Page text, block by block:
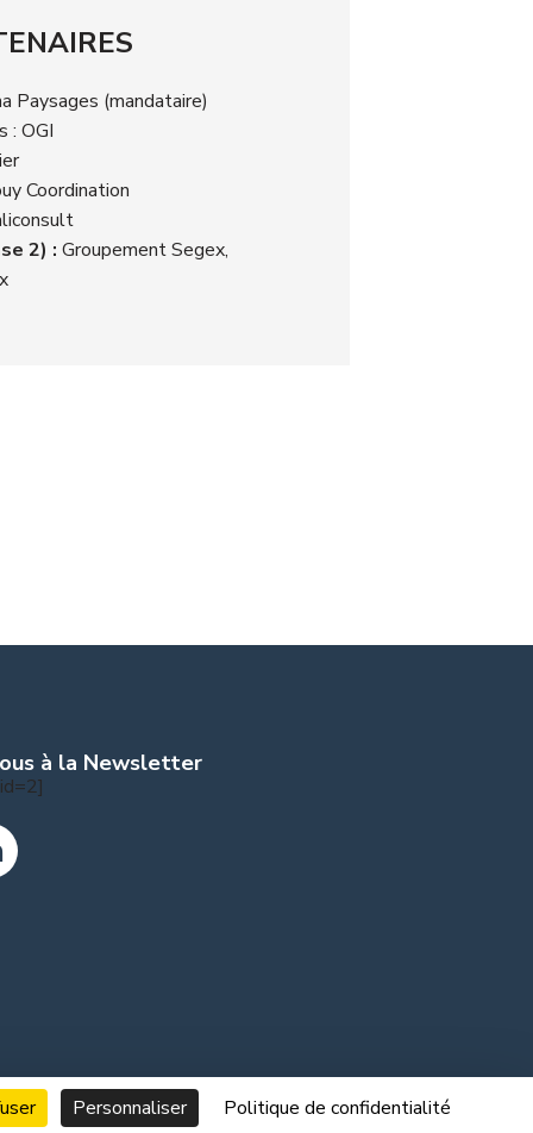
Paysages (mandataire)
: OGI
Coordination
2) : Groupement Segex,
à la Newsletter
Personnaliser Politique de confidentialité